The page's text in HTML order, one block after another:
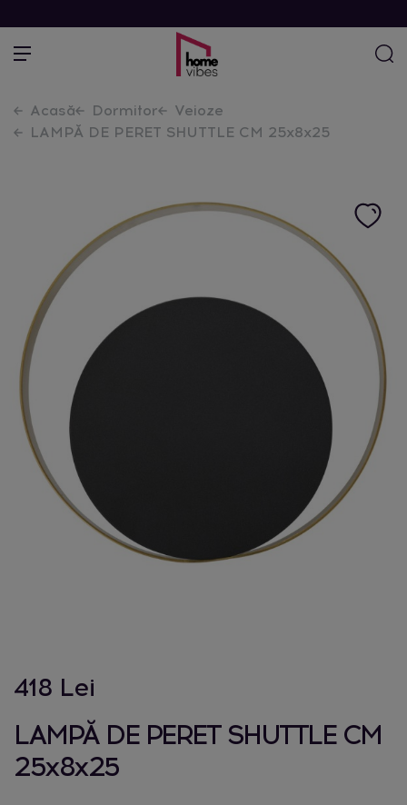
Acasă Dormitor
Veioze
LAMPĂ DE PERET SHUTTLE CM 25x8x25
418 Lei
LAMPĂ DE PERET SHUTTLE CM
25x8x25